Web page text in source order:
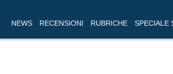
NEWS RECENSIONI RUBRICHE SPECIALE